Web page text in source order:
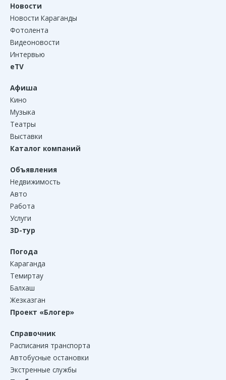
Новости
Новости Караганды
Фотолента
Видеоновости
Интервью
eTV
Афиша
Кино
Музыка
Театры
Выставки
Каталог компаний
Объявления
Недвижимость
Авто
Работа
Услуги
3D-тур
Погода
Караганда
Темиртау
Балхаш
Жезказган
Проект «Блогер»
Справочник
Расписания транспорта
Автобусные остановки
Экстренные службы